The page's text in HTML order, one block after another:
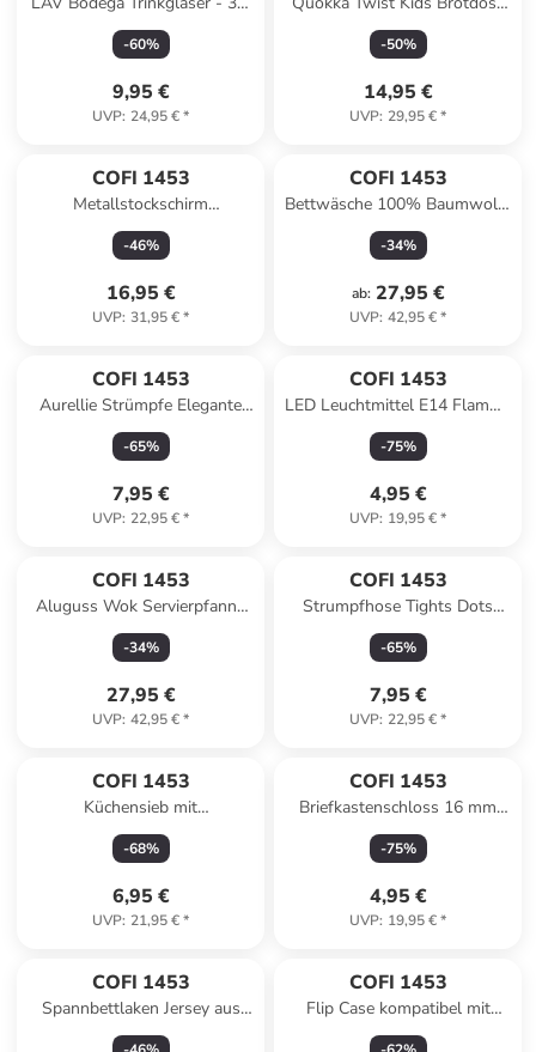
Set, 510 ml - zeitlos &
vielseitig in Transparent
-60%
9,95 €
UVP: 24,95 €*
Doppelwand Kinder Lunchbox
4-Fächer in Mehrfarbig
-50%
14,95 €
UVP: 29,95 €*
COFI 1453
Metallstockschirm
Regenbogenfarben, 65 cm
Fiberglas-Stange in
-46%
16,95 €
UVP: 31,95 €*
COFI 1453
Bettwäsche 100% Baumwolle
Jersey –
Ganzjahresbettwäsche in
-34%
ab: 27,95 €
UVP: 42,95 €*
COFI 1453
Aurellie Strümpfe Elegante
Strumpfhose 20 DEN Tights
für jedes Outfit in
-65%
7,95 €
UVP: 22,95 €*
COFI 1453
LED Leuchtmittel E14 Flamme
5 Watt warmweiß (3000 K) in
Weiß
-75%
4,95 €
UVP: 19,95 €*
COFI 1453
Aluguss Wok Servierpfanne
Ø24cm in Rot
-34%
27,95 €
UVP: 42,95 €*
COFI 1453
Strumpfhose Tights Dots
Elegante gemusterte
Strumpfhose 20 DEN in
-65%
7,95 €
UVP: 22,95 €*
COFI 1453
Küchensieb mit
schwenkbarem Schüssel ø22
x 10,5 cm - Praktisch & in
-68%
6,95 €
UVP: 21,95 €*
COFI 1453
Briefkastenschloss 16 mm
Schubladen Spint Schloss mit
2 in Silber
-75%
4,95 €
UVP: 19,95 €*
COFI 1453
Spannbettlaken Jersey aus
100% Baumwolle in Grau
COFI 1453
Flip Case kompatibel mit
Samsung Galaxy S25 Handy